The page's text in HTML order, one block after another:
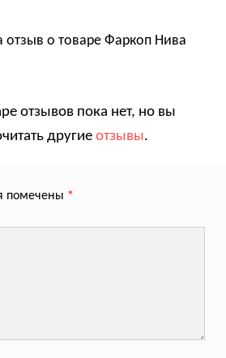
отзыв о товаре Фаркоп Нива
отзывов пока нет, но вы
другие отзывы.
помечены *